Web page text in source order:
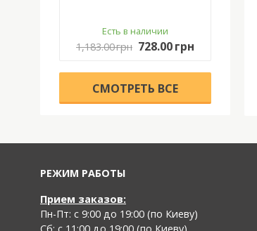
Есть в наличии
1,183.00 грн 728.00 грн
CМОТРЕТЬ ВСЕ
РЕЖИМ РАБОТЫ
Прием заказов:
Пн-Пт: с 9:00 до 19:00 (по Киеву)